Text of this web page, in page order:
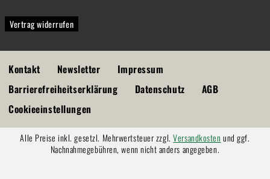
Vertrag widerrufen
Kontakt Newsletter
Impressum
Barrierefreiheitserklärung
Datenschutz
AGB
Cookieeinstellungen
Alle Preise inkl. gesetzl. Mehrwertsteuer zzgl.Versandkosten und ggf.
Nachnahmegebühren, wenn nicht anders angegeben.